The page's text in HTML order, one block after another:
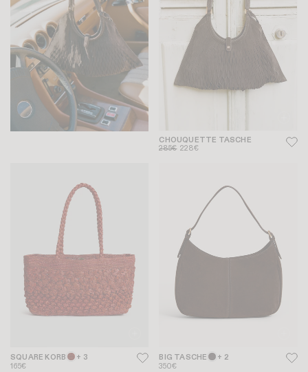
CHOUQUETTE TASCHE
285€ 228€
SQUARE KORB + 3
165€
BIG TASCHE + 2
350€